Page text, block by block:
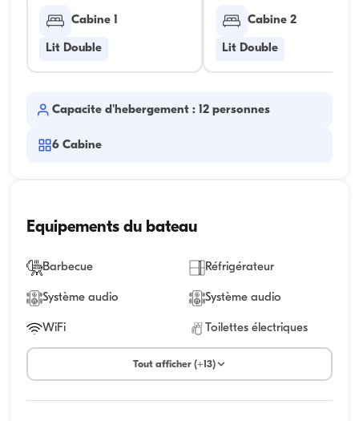
Cabine 1
Lit Double
Cabine 2
Lit Double
Capacite d'hebergement : 12 personnes
6 Cabine
Equipements du bateau
Barbecue Réfrigérateur
Système audio Système audio
WiFi Toilettes électriques
Tout afficher (+13)